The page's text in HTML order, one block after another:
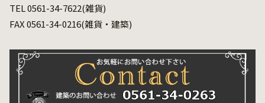
TEL 0561-34-7622(雑貨)
FAX 0561-34-0216(雑貨・建築)